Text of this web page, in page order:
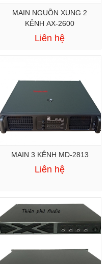
MAIN NGUỒN XUNG 2
KÊNH AX-2600
Liên hệ
MAIN 3 KÊNH MD-2813
Liên hệ